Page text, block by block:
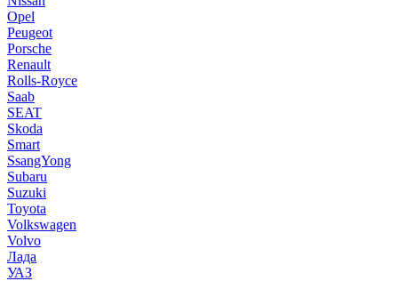
Opel
Peugeot
Porsche
Renault
Rolls-Royce
Saab
SEAT
Skoda
Smart
SsangYong
Subaru
Suzuki
Toyota
Volkswagen
Volvo
Лада
УАЗ